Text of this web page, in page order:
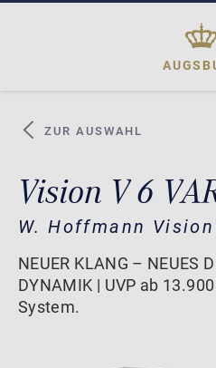
ZUR AUSWAHL
Vision V 6
W. Hoffmann Vision
NEUER KLANG – NEUES
DYNAMIK | UVP ab
System.